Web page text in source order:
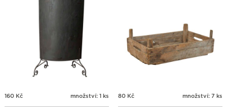
160 Kč množství: 1 ks 80 Kč množství: 7 ks